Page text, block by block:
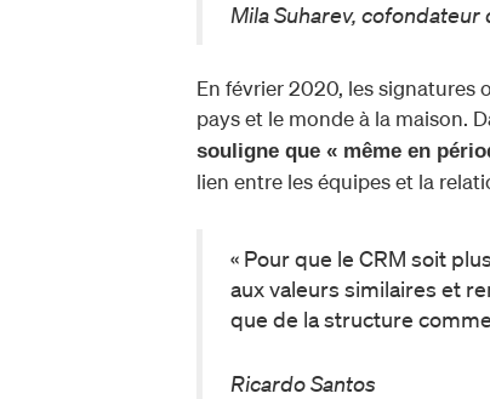
Mila Suharev, cofondateur
En février 2020, les signatures
pays et le monde à la maison.
souligne que « même en
lien entre les équipes et la
« Pour que le CRM soit
aux valeurs similaires et
que de la structure
Ricardo Santos